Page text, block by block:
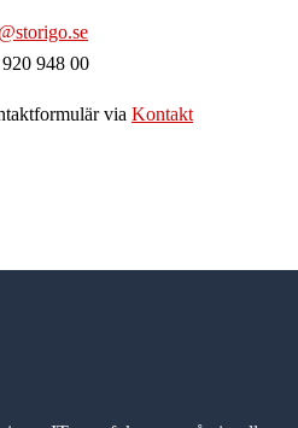
948 00
via Kontakt